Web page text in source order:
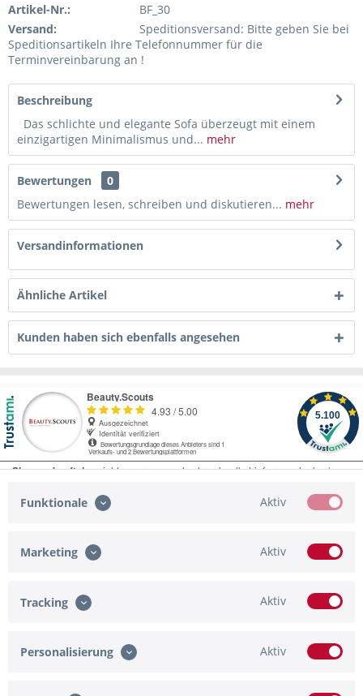
Artikel-Nr.:
BF_30
Versand:
Speditionsversand: Bitte geben Sie bei
Speditionsartikeln Ihre Telefonnummer für die
Terminvereinbarung an !
Beschreibung
Das schlichte und elegante Sofa überzeugt mit einem
einzigartigen Minimalismus und... mehr
Bewertungen
0
Bewertungen lesen, schreiben und diskutieren... mehr
Versandinformationen
Ähnliche Artikel
Kunden haben sich ebenfalls angesehen
Service Hotline
Shop Service
Zahlungsmöglichkeiten
Funktionale Aktiv
Marketing Aktiv
Tracking Aktiv
Personalisierung Aktiv